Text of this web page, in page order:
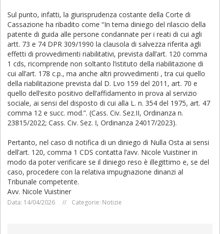
Sul punto, infatti, la giurisprudenza costante della Corte di
Cassazione ha ribadito come “In tema diniego del rilascio della
patente di guida alle persone condannate per i reati di cui agli
artt. 73 e 74 DPR 309/1990 la clausola di salvezza riferita agli
effetti di provvedimenti riabilitativi, prevista dall’art. 120 comma
1 cds, ricomprende non soltanto l’istituto della riabilitazione di
cui all’art. 178 c.p., ma anche altri provvedimenti , tra cui quello
della riabilitazione prevista dal D. Lvo 159 del 2011, art. 70 e
quello dell’esito positivo dell’affidamento in prova al servizio
sociale, ai sensi del disposto di cui alla L. n. 354 del 1975, art. 47
comma 12 e succ. mod.”. (Cass. Civ. Sez.II, Ordinanza n.
23815/2022; Cass. Civ. Sez. I, Ordinanza 24017/2023).
Pertanto, nel caso di notifica di un diniego di Nulla Osta ai sensi
dell’art. 120, comma 1 CDS contatta l’avv. Nicole Vuistiner in
modo da poter verificare se il diniego reso è illegittimo e, se del
caso, procedere con la relativa impugnazione dinanzi al
Tribunale competente.
Avv. Nicole Vuistiner
Data: 14/04/2026 Categorie: Notizie